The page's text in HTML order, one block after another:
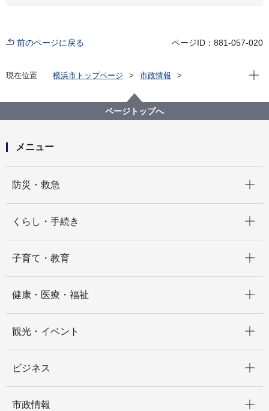
前のページに戻る ページID：881-057-020
現在位置 横浜市トップページ
市政情報
会計年度任用職員採用募集
【募集期間終了】【健康福祉局】会計年度任用職員
（日額職：健康経営担当業務）募集 （令和８年１月５
現在
ページトップへ
メニュー
防災・救急
くらし・手続き
子育て・教育
健康・医療・福祉
観光・イベント
ビジネス
市政情報